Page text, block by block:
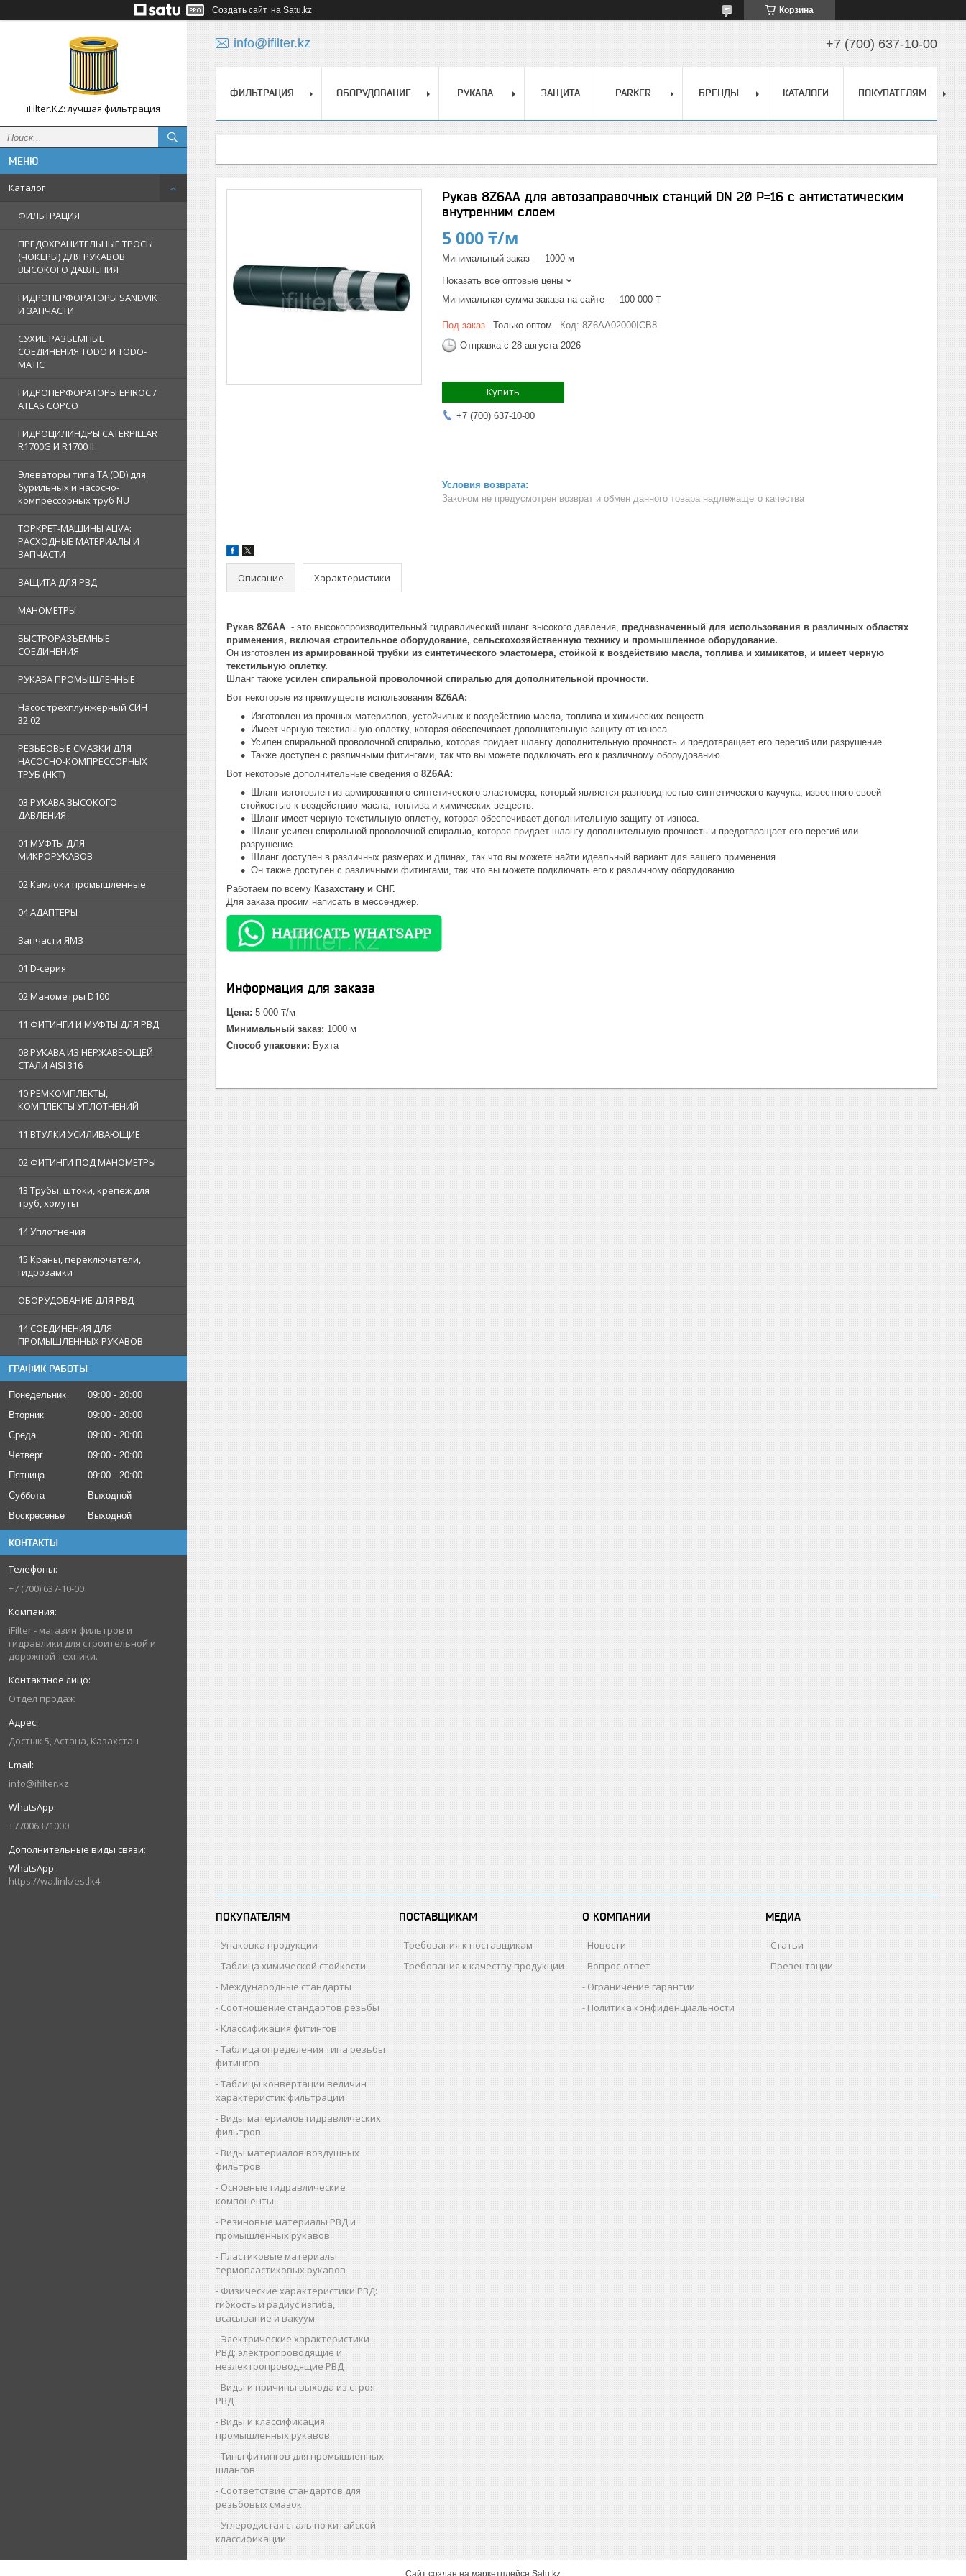
Создать сайт на Satu.kz Корзина
iFilter.KZ: лучшая фильтрация
Каталог
ФИЛЬТРАЦИЯ
ПРЕДОХРАНИТЕЛЬНЫЕ ТРОСЫ
(ЧОКЕРЫ) ДЛЯ РУКАВОВ
ВЫСОКОГО ДАВЛЕНИЯ
ГИДРОПЕРФОРАТОРЫ SANDVIK
И ЗАПЧАСТИ
СУХИЕ РАЗЪЕМНЫЕ
СОЕДИНЕНИЯ TODO И TODO-
MATIC
ГИДРОПЕРФОРАТОРЫ EPIROC /
ATLAS COPCO
ГИДРОЦИЛИНДРЫ CATERPILLAR
R1700G И R1700 II
Элеваторы типа TA (DD) для
бурильных и насосно-
компрессорных труб NU
ТОРКРЕТ-МАШИНЫ ALIVA:
РАСХОДНЫЕ МАТЕРИАЛЫ И
ЗАПЧАСТИ
ЗАЩИТА ДЛЯ РВД
МАНОМЕТРЫ
БЫСТРОРАЗЪЕМНЫЕ
СОЕДИНЕНИЯ
РУКАВА ПРОМЫШЛЕННЫЕ
Насос трехплунжерный СИН
32.02
РЕЗЬБОВЫЕ СМАЗКИ ДЛЯ
НАСОСНО-КОМПРЕССОРНЫХ
ТРУБ (НКТ)
03 РУКАВА ВЫСОКОГО
ДАВЛЕНИЯ
01 МУФТЫ ДЛЯ
МИКРОРУКАВОВ
02 Камлоки промышленные
04 АДАПТЕРЫ
Запчасти ЯМЗ
01 D-серия
02 Манометры D100
11 ФИТИНГИ И МУФТЫ ДЛЯ РВД
08 РУКАВА ИЗ НЕРЖАВЕЮЩЕЙ
СТАЛИ AISI 316
10 РЕМКОМПЛЕКТЫ,
КОМПЛЕКТЫ УПЛОТНЕНИЙ
11 ВТУЛКИ УСИЛИВАЮЩИЕ
02 ФИТИНГИ ПОД МАНОМЕТРЫ
13 Трубы, штоки, крепеж для
труб, хомуты
14 Уплотнения
15 Краны, переключатели,
гидрозамки
ОБОРУДОВАНИЕ ДЛЯ РВД
14 СОЕДИНЕНИЯ ДЛЯ
ПРОМЫШЛЕННЫХ РУКАВОВ
ГРАФИК РАБОТЫ
Понедельник 09:00
20:00
Вторник
09:00
20:00
Среда
09:00
20:00
Четверг
09:00
20:00
Пятница
09:00
20:00
Суббота
Выходной
Воскресенье
Выходной
КОНТАКТЫ
+7 (700) 637-10-00
iFilter - магазин фильтров и
гидравлики для строительной и
дорожной техники.
Отдел продаж
Достык 5, Астана, Казахстан
info@ifilter.kz
+77006371000
WhatsApp
https://wa.link/estlk4
info@ifilter.kz +7 (700) 637-10-00
ФИЛЬТРАЦИЯ ОБОРУДОВАНИЕ РУКАВА ЗАЩИТА PARKER БРЕНДЫ КАТАЛОГИ ПОКУПАТЕЛЯМ
Рукав 8Z6AA для автозаправочных станций DN 20 Р=16 с антистатическим
внутренним слоем
5 000 ₸/м
Минимальный заказ — 1000 м
Показать все оптовые цены
Минимальная сумма заказа на сайте — 100 000 ₸
Под заказ Только оптом Код: 8Z6AA02000ICB8
Отправка с 28 августа 2026
Купить
+7 (700) 637-10-00
Законом не предусмотрен возврат и обмен данного товара надлежащего качества
Описание Характеристики
Рукав 8Z6AA - это высокопроизводительный гидравлический шланг высокого давления, предназначенный для использования в различных областях
применения, включая строительное оборудование, сельскохозяйственную технику и промышленное оборудование.
Он изготовлен из армированной трубки из синтетического эластомера, стойкой к воздействию масла, топлива и химикатов, и имеет черную
текстильную оплетку.
Шланг также усилен спиральной проволочной спиралью для дополнительной прочности.
Вот некоторые из преимуществ использования 8Z6AA:
Изготовлен из прочных материалов, устойчивых к воздействию масла, топлива и химических веществ.
Имеет черную текстильную оплетку, которая обеспечивает дополнительную защиту от износа.
Усилен спиральной проволочной спиралью, которая придает шлангу дополнительную прочность и предотвращает его перегиб или разрушение.
Также доступен с различными фитингами, так что вы можете подключать его к различному оборудованию.
Вот некоторые дополнительные сведения о 8Z6AA:
Шланг изготовлен из армированного синтетического эластомера, который является разновидностью синтетического каучука, известного своей
стойкостью к воздействию масла, топлива и химических веществ.
Шланг имеет черную текстильную оплетку, которая обеспечивает дополнительную защиту от износа.
Шланг усилен спиральной проволочной спиралью, которая придает шлангу дополнительную прочность и предотвращает его перегиб или
разрушение.
Шланг доступен в различных размерах и длинах, так что вы можете найти идеальный вариант для вашего применения.
Он также доступен с различными фитингами, так что вы можете подключать его к различному оборудованию
Работаем по всему Казахстану и СНГ.
Для заказа просим написать в мессенджер.
Информация для заказа
Цена: 5 000 ₸/м
Минимальный заказ: 1000 м
Способ упаковки: Бухта
ПОКУПАТЕЛЯМ
Упаковка продукции
Таблица химической стойкости
Международные стандарты
Соотношение стандартов резьбы
Классификация фитингов
Таблица определения типа резьбы
фитингов
Таблицы конвертации величин
характеристик фильтрации
Виды материалов гидравлических
фильтров
Виды материалов воздушных
фильтров
Основные гидравлические
компоненты
Резиновые материалы РВД и
промышленных рукавов
Пластиковые материалы
термопластиковых рукавов
Физические характеристики РВД:
гибкость и радиус изгиба,
всасывание и вакуум
Электрические характеристики
РВД: электропроводящие и
неэлектропроводящие РВД
Виды и причины выхода из строя
РВД
Виды и классификация
промышленных рукавов
Типы фитингов для промышленных
шлангов
Соответствие стандартов для
резьбовых смазок
Углеродистая сталь по китайской
классификации
ПОСТАВЩИКАМ
Требования к поставщикам
Требования к качеству продукции
О КОМПАНИИ
Новости
Вопрос-ответ
Ограничение гарантии
Политика конфиденциальности
МЕДИА
Статьи
Презентации
Сайт создан на маркетплейсе Satu.kz